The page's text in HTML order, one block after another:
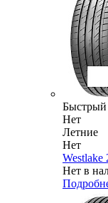
Быстрый
Нет
Летние
Нет
Westlake
Нет в